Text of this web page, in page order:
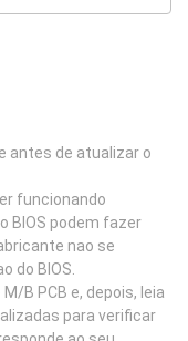
antes de atualizar o
funcionando
BIOS podem fazer
nao se
do BIOS.
B PCB e, depois, leia
para verificar